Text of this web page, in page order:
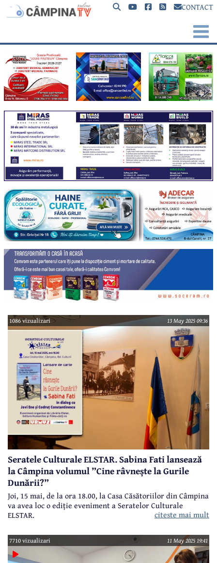
CONTACT
1086 vizualizari 13 May 2025 09:36
Seratele Culturale ELSTAR. Sabina Fati lansează
la Câmpina volumul ”Cine râvnește la Gurile
Dunării?”
Joi, 15 mai, de la ora 18.00, la Casa Căsătoriilor din Câmpina
va avea loc o ediție eveniment a Seratelor Culturale
ELSTAR.
citeste mai mult
7710 vizualizari 11 May 2025 19:41